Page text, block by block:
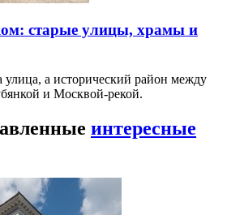
старые улицы, храмы и
а исторический район между
и Москвой-рекой.
интересные